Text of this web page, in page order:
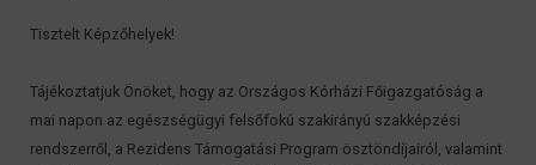
Tisztelt Képzőhelyek!
Tájékoztatjuk Önöket, hogy az Országos Kórházi Főigazgatóság a
mai napon az egészségügyi felsőfokú szakirányú szakképzési
rendszerről, a Rezidens Támogatási Program ösztöndíjairól, valamint